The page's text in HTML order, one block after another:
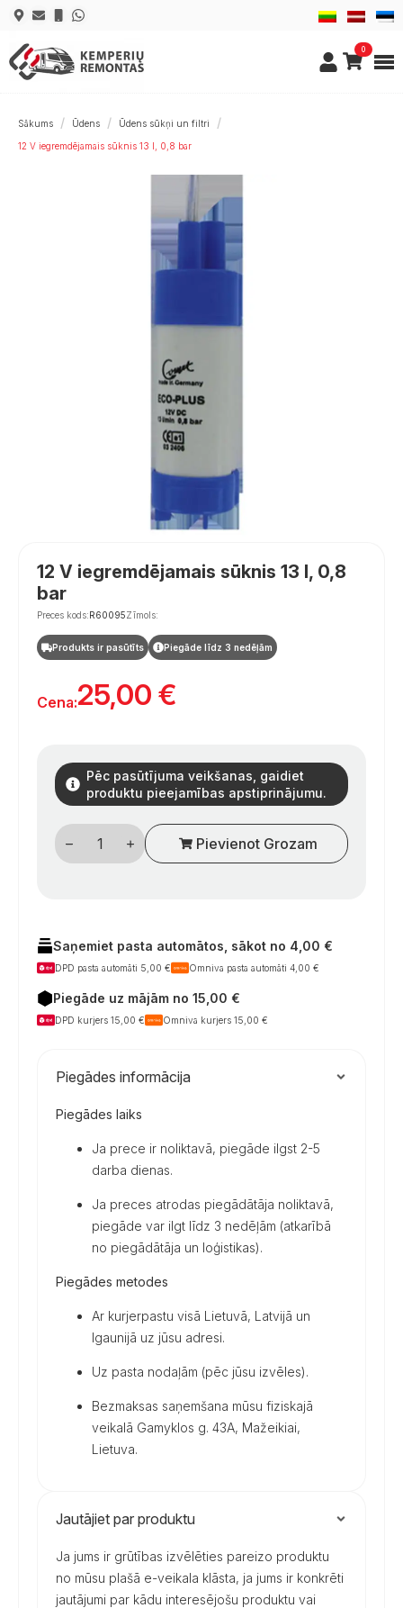
0
Sākums Ūdens Ūdens sūkņi un filtri
12 V iegremdējamais sūknis 13 l, 0,8 bar
12 V iegremdējamais sūknis 13 l, 0,8
bar
Preces kods:R60095Zīmols:
Produkts ir pasūtīts Piegāde līdz 3 nedēļām
Cena:25,00 €
Pēc pasūtījuma veikšanas, gaidiet
produktu pieejamības apstiprinājumu.
12
voltų
panardinamas
Pievienot Grozam
Saņemiet pasta automātos, sākot no 4,00 €
DPD pasta automāti 5,00 € Omniva pasta automāti 4,00 €
Piegāde uz mājām no 15,00 €
DPD kurjers 15,00 € Omniva kurjers 15,00 €
Piegādes informācija
Piegādes laiks
Ja prece ir noliktavā, piegāde ilgst 2-5
darba dienas.
Ja preces atrodas piegādātāja noliktavā,
piegāde var ilgt līdz 3 nedēļām (atkarībā
no piegādātāja un loģistikas).
Piegādes metodes
Ar kurjerpastu visā Lietuvā, Latvijā un
Igaunijā uz jūsu adresi.
Uz pasta nodaļām (pēc jūsu izvēles).
Bezmaksas saņemšana mūsu fiziskajā
veikalā Gamyklos g. 43A, Mažeikiai,
Lietuva.
Jautājiet par produktu
Ja jums ir grūtības izvēlēties pareizo produktu
no mūsu plašā e-veikala klāsta, ja jums ir konkrēti
jautājumi par kādu interesējošu produktu vai